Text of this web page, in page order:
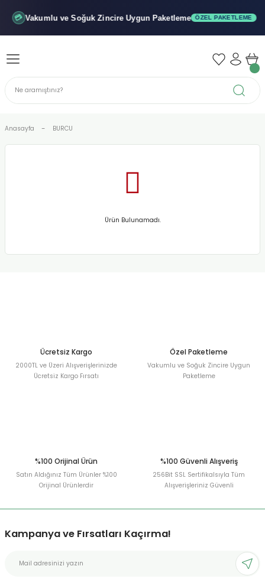
💳 Vakumlu ve SoğukZincire Uygun Paketleme ÖZEL PAKETLEME
Geri Dön
Geri Dön
Geri Dön
Anasayfa BURCU
Ürün Bulunamadı.
Ücretsiz Kargo
2000TL ve Üzeri Alışverişlerinizde
Ücretsiz Kargo Fırsatı
Özel Paketleme
Vakumlu ve Soğuk Zincire Uygun
Paketleme
%100 Orijinal Ürün
Satın Aldığınız Tüm Ürünler %100
Orijinal Ürünlerdir
%100 Güvenli Alışveriş
256Bit SSL Sertifikalsıyla Tüm
Alışverişleriniz Güvenli
Kampanya ve Fırsatları Kaçırma!